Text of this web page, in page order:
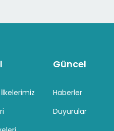
Güncel
Haberler
Duyurular